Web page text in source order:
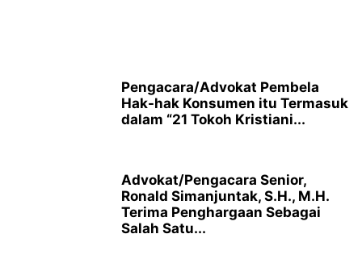
Pengacara/Advokat Pembela
Hak-hak Konsumen itu Termasuk
dalam “21 Tokoh Kristiani...
Advokat/Pengacara Senior,
Ronald Simanjuntak, S.H., M.H.
Terima Penghargaan Sebagai
Salah Satu...